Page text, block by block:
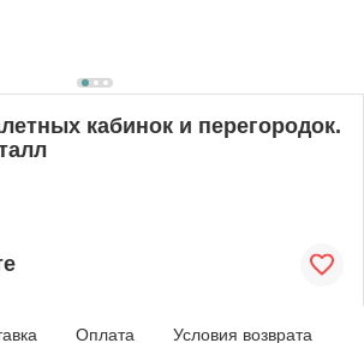
кабинок и перегородок.
Оплата Условия возврата